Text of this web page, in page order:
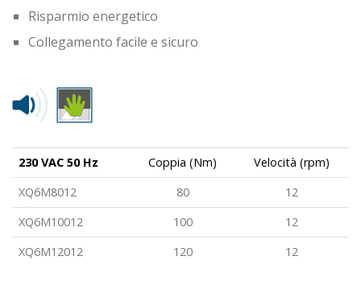
Risparmio energetico
Collegamento facile e sicuro
230 VAC 50 Hz Coppia (Nm)
Velocità (rpm)
XQ6M8012
80
12
XQ6M10012
100
12
XQ6M12012
120 12